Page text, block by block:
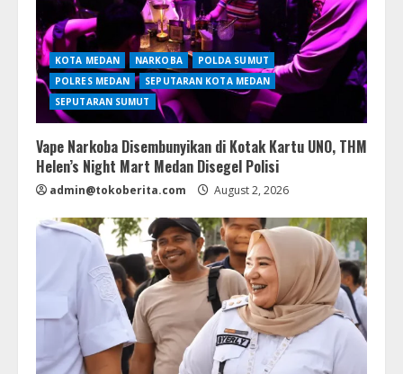
KOTA MEDAN NARKOBA
POLDA SUMUT
POLRES MEDAN
SEPUTARAN KOTA MEDAN
SEPUTARAN SUMUT
Vape Narkoba Disembunyikan di Kotak Kartu UNO, THM
Helen’s Night Mart Medan Disegel Polisi
admin@tokoberita.com August 2, 2026